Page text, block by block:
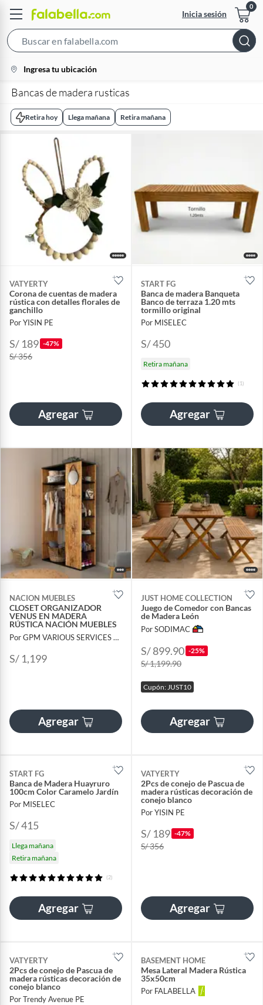
Inicia sesión
Bar
location-
icon
Ingresa tu ubicación
Bancas de madera rusticas
Retira hoy Llega mañana Retira mañana
VATYERTY
Corona de cuentas de madera
rústica con detalles florales de
ganchillo
Por YISIN PE
S/ 189 -47%
S/ 356
Agregar
START FG
Banca de madera Banqueta
Banco de terraza 1.20 mts
tormillo original
Por MISELEC
S/ 450
Retira mañana
(1)
Agregar
NACION MUEBLES
CLOSET ORGANIZADOR
VENUS EN MADERA
RÚSTICA NACIÓN MUEBLES
Por GPM VARIOUS SERVICES S.A.C.
S/ 1,199
Agregar
JUST HOME COLLECTION
Juego de Comedor con Bancas
de Madera León
Por SODIMAC
S/ 899.90 -25%
S/ 1,199.90
Cupón: JUST10
Agregar
START FG
Banca de Madera Huayruro
100cm Color Caramelo Jardín
Por MISELEC
S/ 415
Llega mañana
Retira mañana
(2)
Agregar
VATYERTY
2Pcs de conejo de Pascua de
madera rústicas decoración de
conejo blanco
Por YISIN PE
S/ 189 -47%
S/ 356
Agregar
VATYERTY
2Pcs de conejo de Pascua de
madera rústicas decoración de
conejo blanco
Por Trendy Avenue PE
BASEMENT HOME
Mesa Lateral Madera Rústica
35x50cm
Por FALABELLA